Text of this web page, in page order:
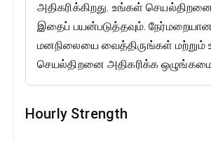
அதிகரிக்கிறது. உங்கள்
இதைப் பயன்படுத்தவும். நேர்மறையான
மனநிலையை வைத்திருங்கள் மற்றும்
செயல்திறனை அதிகரிக்க
Hourly Strength